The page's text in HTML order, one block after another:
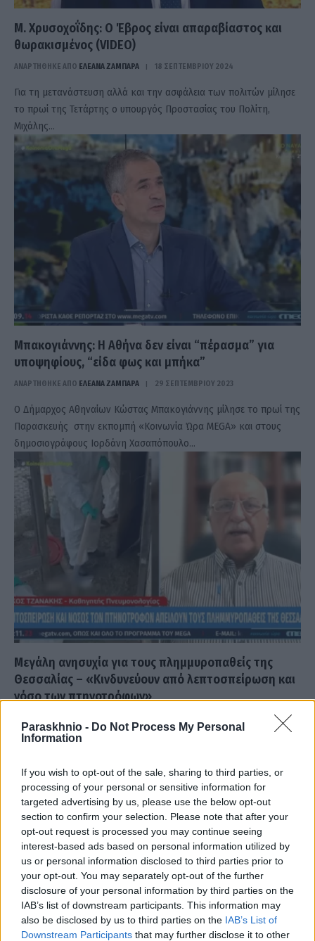
Paraskhnio - Do Not Process My Personal
Information
If you wish to opt-out of the sale, sharing to third parties, or
processing of your personal or sensitive information for
targeted advertising by us, please use the below opt-out
section to confirm your selection. Please note that after your
opt-out request is processed you may continue seeing
interest-based ads based on personal information utilized by
us or personal information disclosed to third parties prior to
your opt-out. You may separately opt-out of the further
disclosure of your personal information by third parties on the
IAB’s list of downstream participants. This information may
also be disclosed by us to third parties on the IAB’s List of
Downstream Participants that may further disclose it to other
Μ. Χρυσοχοΐδης: Ο Έβρος είναι απαραβίαστος και
θωρακισμένος (VIDEO)
ΑΝΑΡΤΗΘΗΚΕ ΑΠΟ ΕΛΕΑΝΑ ΖΑΜΠΑΡΑ 18 ΣΕΠΤΕΜΒΡΊΟΥ 2024
Για τη μετανάστευση αλλά και την ασφάλεια των πολιτών μίλησε
το πρωί της Τετάρτης ο υπουργός Προστασίας του Πολίτη,
Μιχάλης…
Μπακογιάννης: Η Αθήνα δεν είναι “πέρασμα” για
υποψηφίους, “είδα φως και μπήκα”
ΑΝΑΡΤΗΘΗΚΕ ΑΠΟ ΕΛΕΑΝΑ ΖΑΜΠΑΡΑ 29 ΣΕΠΤΕΜΒΡΊΟΥ 2023
Ο Δήμαρχος Αθηναίων Κώστας Μπακογιάννης μίλησε το πρωί της
Παρασκευής στην εκπομπή «Κοινωνία Ώρα MEGA» και στους
δημοσιογράφους Ιορδάνη Χασαπόπουλο…
Μεγάλη ανησυχία για τους πλημμυροπαθείς της
Θεσσαλίας – «Κινδυνεύουν από λεπτοσπείρωση και
νόσο των πτηνοτρόφων»
Ο πνευμονολόγος Νίκος Τζανάκης εξέφρασε το πρωί της Τρίτης
τους…